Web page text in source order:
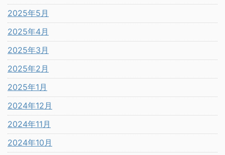
2025年5月
2025年4月
2025年3月
2025年2月
2025年1月
2024年12月
2024年11月
2024年10月